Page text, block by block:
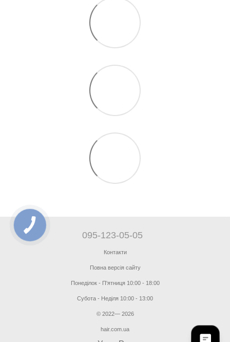
095-123-05-05
Контакти
Повна версія сайту
Понеділок - П'ятниця 10:00 - 18:00
Субота - Неділя 10:00 - 13:00
© 2022— 2026
hair.com.ua